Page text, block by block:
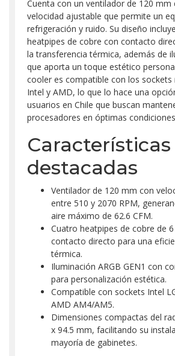
Cuenta con un ventilador de 120 mm
velocidad ajustable que permite un
refrigeración y ruido. Su diseño
heatpipes de cobre con contacto
la transferencia térmica, además de
que aporta un toque estético
cooler es compatible con los sockets
Intel y AMD, lo que lo hace una
usuarios en Chile que buscan
procesadores en óptimas
Características
destacadas
Ventilador de 120 mm con
entre 510 y 2070 RPM,
aire máximo de 62.6 CFM.
Cuatro heatpipes de cobre de
contacto directo para una
térmica.
Iluminación ARGB GEN1 con
para personalización estética.
Compatible con sockets Intel
AMD AM4/AM5.
Dimensiones compactas del
x 94.5 mm, facilitando su
mayoría de gabinetes.